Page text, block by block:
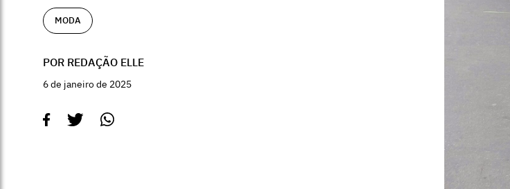
MODA
POR REDAÇÃO ELLE
6 de janeiro de 2025